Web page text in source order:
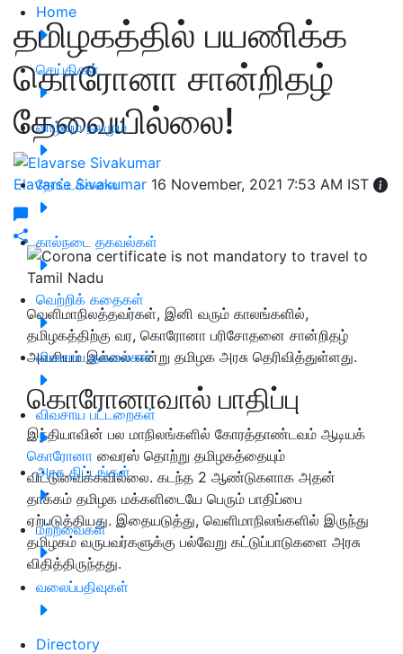
Home
செய்திகள்
வாழ்வும் நலமும்
தோட்டக்கலை
கால்நடை தகவல்கள்
வெற்றிக் கதைகள்
விவசாய தகவல்கள்
விவசாய பட்டறைகள்
அரசு திட்டங்கள்
மற்றவைகள்
வலைப்பதிவுகள்
Directory
தமிழகத்தில் பயணிக்க
கொரோனா சான்றிதழ்
தேவையில்லை!
Elavarse Sivakumar 16 November, 2021 7:53 AM IST
வெளிமாநிலத்தவர்கள், இனி வரும் காலங்களில்,
தமிழகத்திற்கு வர, கொரோனா பரிசோதனை சான்றிதழ்
அவசியம் இல்லை என்று தமிழக அரசு தெரிவித்துள்ளது.
கொரோனாவால் பாதிப்பு
இந்தியாவின் பல மாநிலங்களில் கோரத்தாண்டவம் ஆடியக்
கொரோனா வைரஸ் தொற்று தமிழகத்தையும்
விட்டுவைக்கவில்லை. கடந்த 2 ஆண்டுகளாக அதன்
தாக்கம் தமிழக மக்களிடையே பெரும் பாதிப்பை
ஏற்படுத்தியது. இதையடுத்து, வெளிமாநிலங்களில் இருந்து
தமிழகம் வருபவர்களுக்கு பல்வேறு கட்டுப்பாடுகளை அரசு
விதித்திருந்தது.